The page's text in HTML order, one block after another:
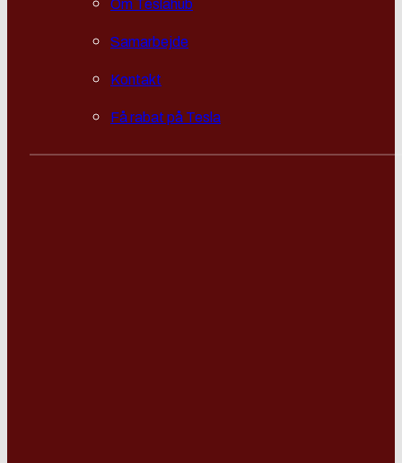
Om Teslahub
Samarbejde
Kontakt
Få rabat på Tesla